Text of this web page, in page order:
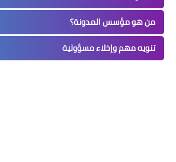
من هو مؤسس المدونة؟
تنويه مهم وإخلاء مسؤولية